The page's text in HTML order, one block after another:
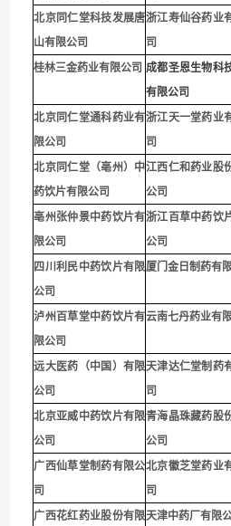
北京同仁堂科技发展唐
山有限公司
浙江寿仙谷药业
司
桂林三金药业有限公司 成都圣恩生物科
有限公司
北京同仁堂通科药业有
限公司
浙江天一堂药业
司
北京同仁堂（亳州）中
药饮片有限公司
江西仁和药业股
公司
亳州张仲景中药饮片有
限公司
浙江百草中药饮
公司
四川利民中药饮片有限
公司
厦门金日制药有
泸州百草堂中药饮片有
限公司
云南七丹药业有
远大医药（中国）有限
公司
天津达仁堂制药
司
北京亚威中药饮片有限
公司
青海晶珠藏药股
公司
广西仙草堂制药有限公
司
北京徽芝堂药业
司
广西花红药业股份有限天津中药厂有限